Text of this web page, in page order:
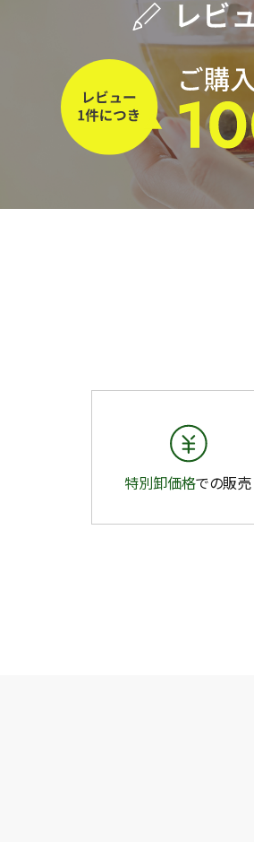
水出し お試
予算
特別卸価格での販売